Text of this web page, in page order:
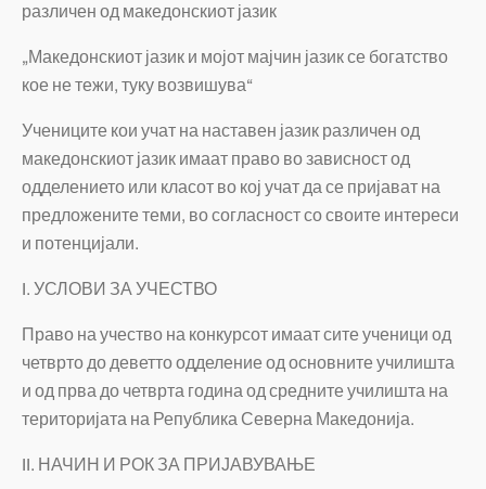
различен од македонскиот јазик
„Македонскиот јазик и мојот мајчин јазик се богатство
кое не тежи, туку возвишува“
Учениците кои учат на наставен јазик различен од
македонскиот јазик имаат право во зависност од
одделението или класот во кој учат да се пријават на
предложените теми, во согласност со своите интереси
и потенцијали.
I. УСЛОВИ ЗА УЧЕСТВО
Право на учество на конкурсот имаат сите ученици од
четврто до деветто одделение од основните училишта
и од прва до четврта година од средните училишта на
територијата на Република Северна Македонија.
II. НАЧИН И РОК ЗА ПРИЈАВУВАЊЕ